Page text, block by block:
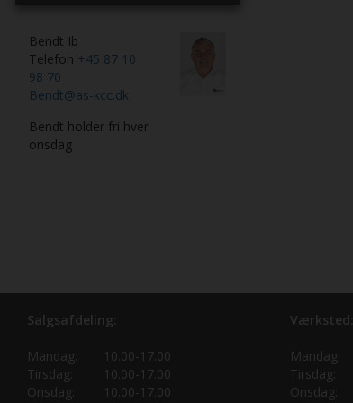
Bendt Ib
Telefon +45 87 10
98 70
Bendt@as-kcc.dk
Bendt holder fri hver
onsdag
Salgsafdeling:
Mandag:
10.00-17.00
Tirsdag:
10.00-17.00
Onsdag:
10.00-17.00
Værksted:
Mandag:
Tirsdag:
Onsdag: